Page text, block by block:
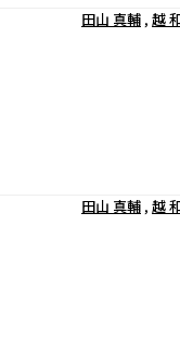
田山 真輔 , 越
田山 真輔 , 越